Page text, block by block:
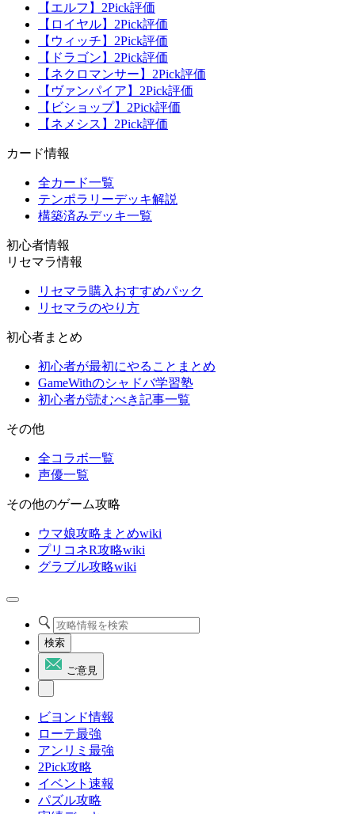
【エルフ】2Pick評価
【ロイヤル】2Pick評価
【ウィッチ】2Pick評価
【ドラゴン】2Pick評価
【ネクロマンサー】2Pick評価
【ヴァンパイア】2Pick評価
【ビショップ】2Pick評価
【ネメシス】2Pick評価
カード情報
全カード一覧
テンポラリーデッキ解説
構築済みデッキ一覧
初心者情報
リセマラ情報
リセマラ購入おすすめパック
リセマラのやり方
初心者まとめ
初心者が最初にやることまとめ
GameWithのシャドバ学習塾
初心者が読むべき記事一覧
その他
全コラボ一覧
声優一覧
その他のゲーム攻略
ウマ娘攻略まとめwiki
プリコネR攻略wiki
グラブル攻略wiki
検索
ご意見
ビヨンド情報
ローテ最強
アンリミ最強
2Pick攻略
イベント速報
パズル攻略